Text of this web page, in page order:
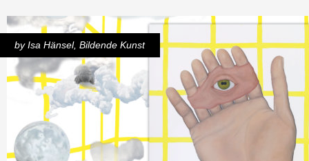
by Isa Hänsel, Bildende Kunst